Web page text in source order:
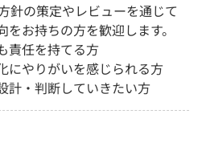
針の策定やレビューを通じて
お持ちの方を歓迎します。
責任を持てる方
にやりがいを感じられる方
計・判断していきたい方